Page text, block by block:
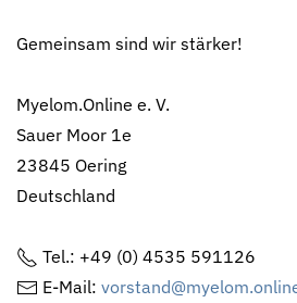
Gemeinsam sind wir stärker!
Myelom.Online e. V.
Sauer Moor 1e
23845 Oering
Deutschland
Tel.: +49 (0) 4535 591126
E-Mail: